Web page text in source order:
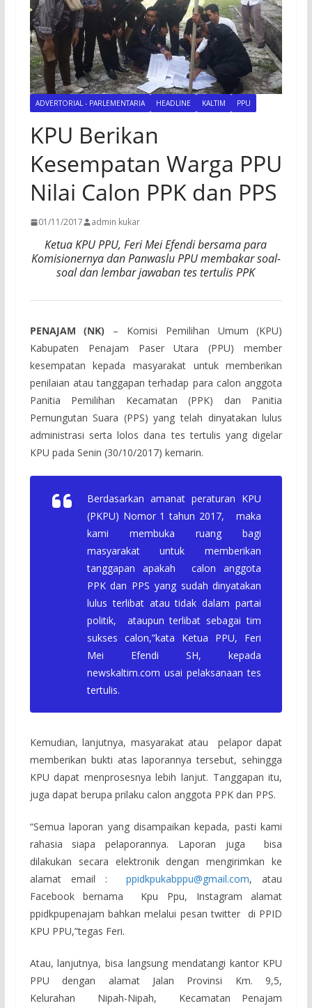
ADVERTORIAL - PARLEMENTARIA HEADLINE KALTIM PPU
KPU Berikan
Kesempatan Warga PPU
Nilai Calon PPK dan PPS
01/11/2017 admin kukar
Ketua KPU PPU, Feri Mei Efendi bersama para
Komisionernya dan Panwaslu PPU membakar soal-
soal dan lembar jawaban tes tertulis PPK
PENAJAM (NK) – Komisi Pemilihan Umum (KPU)
Kabupaten Penajam Paser Utara (PPU) member
kesempatan kepada masyarakat untuk memberikan
penilaian atau tanggapan terhadap para calon anggota
Panitia Pemilihan Kecamatan (PPK) dan Panitia
Pemungutan Suara (PPS) yang telah dinyatakan lulus
administrasi serta lolos dana tes tertulis yang digelar
KPU pada Senin (30/10/2017) kemarin.
Berdasarkan amanat peraturan KPU
(PKPU) Nomor 1 tahun 2017, maka
kami membuka ruang bagi
masyarakat untuk memberikan
tanggapan apakah calon anggota
PPK dan PPS yang sudah dinyatakan
lulus terlibat atau tidak dalam partai
politik, ataupun terlibat sebagai tim
sukses calon,”kata Ketua PPU, Feri
Mei Efendi SH, kepada
newskaltim.com usai pelaksanaan tes
tertulis.
Kemudian, lanjutnya, masyarakat atau pelapor dapat
memberikan bukti atas laporannya tersebut, sehingga
KPU dapat menprosesnya lebih lanjut. Tanggapan itu,
juga dapat berupa prilaku calon anggota PPK dan PPS.
“Semua laporan yang disampaikan kepada, pasti kami
rahasia siapa pelaporannya. Laporan juga bisa
dilakukan secara elektronik dengan mengirimkan ke
alamat email :ppidkpukabppu@gmail.com, atau
Facebook bernama Kpu Ppu, Instagram alamat
ppidkpupenajam bahkan melalui pesan twitter di PPID
KPU PPU,”tegas Feri.
Atau, lanjutnya, bisa langsung mendatangi kantor KPU
PPU dengan alamat Jalan Provinsi Km. 9,5,
Kelurahan Nipah-Nipah, Kecamatan Penajam